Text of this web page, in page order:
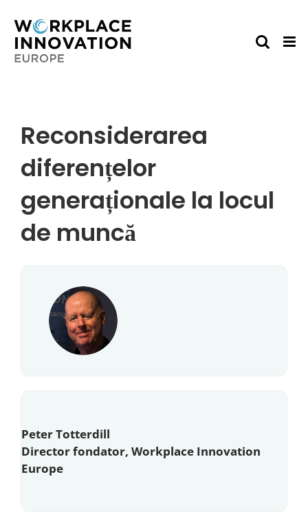
content
Reconsiderarea
diferențelor
generaționale la locul
de muncă
Peter Totterdill
Director fondator, Workplace Innovation
Europe